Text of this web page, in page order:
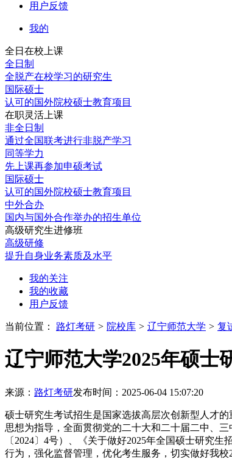
用户反馈
我的
全日在校上课
全日制
全脱产在校学习的研究生
国际硕士
认可的国外院校硕士教育项目
在职灵活上课
非全日制
通过全国联考进行非脱产学习
同等学力
先上课再参加申硕考试
国际硕士
认可的国外院校硕士教育项目
中外合办
国内与国外合作举办的招生单位
高级研究生进修班
高级研修
提升自身业务素质及水平
我的关注
我的收藏
用户反馈
当前位置： 路灯考研 > 院校库 > 辽宁师范大学 > 复
辽宁师范大学2025年硕士
来源： 路灯考研发布时间：2025-06-04 15:07:20
硕士研究生考试招生是国家选拔高层次创新型人才
思想为指导，全面贯彻党的二十大和二十届二中、
〔2024〕4号）、《关于做好2025年全国硕士研究
行为，强化监督管理，优化考生服务，切实做好我